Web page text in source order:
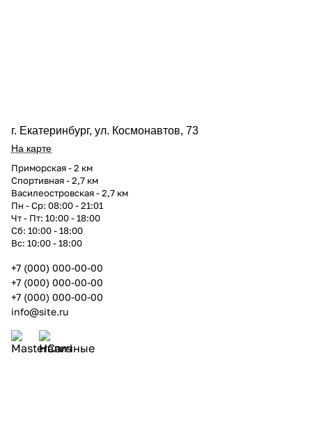
г. Екатеринбург, ул. Космонавтов, 73
На карте
Приморская - 2 км
Спортивная - 2,7 км
Василеостровская - 2,7 км
Пн - Ср: 08:00 - 21:01
Чт - Пт: 10:00 - 18:00
Сб: 10:00 - 18:00
Вс: 10:00 - 18:00
+7 (000) 000-00-00
+7 (000) 000-00-00
+7 (000) 000-00-00
info@site.ru